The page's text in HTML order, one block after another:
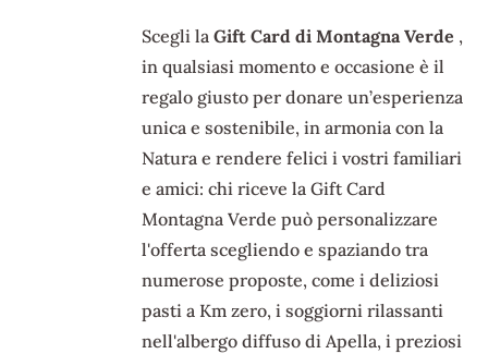
Scegli laGift Card di Montagna Verde ,
in qualsiasi momento e occasione è il
regalo giusto per donare un’esperienza
unica e sostenibile, in armonia con la
Natura e rendere felici i vostri familiari
e amici: chi riceve la Gift Card
Montagna Verde può personalizzare
l'offerta scegliendo e spaziando tra
numerose proposte, come i deliziosi
pasti a Km zero, i soggiorni rilassanti
nell'albergo diffuso di Apella, i preziosi